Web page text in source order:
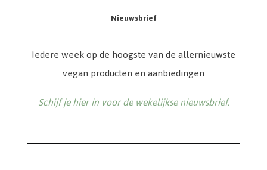
Nieuwsbrief
Iedere week op de hoogste van de allernieuwste
vegan producten en aanbiedingen
Schijf je hier in voor de wekelijkse nieuwsbrief.